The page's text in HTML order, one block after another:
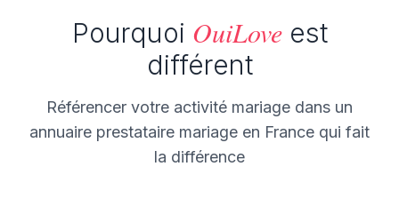
Pourquoi OuiLoveest
différent
Référencer votre activité mariage dans un
annuaire prestataire mariage en France qui fait
la différence